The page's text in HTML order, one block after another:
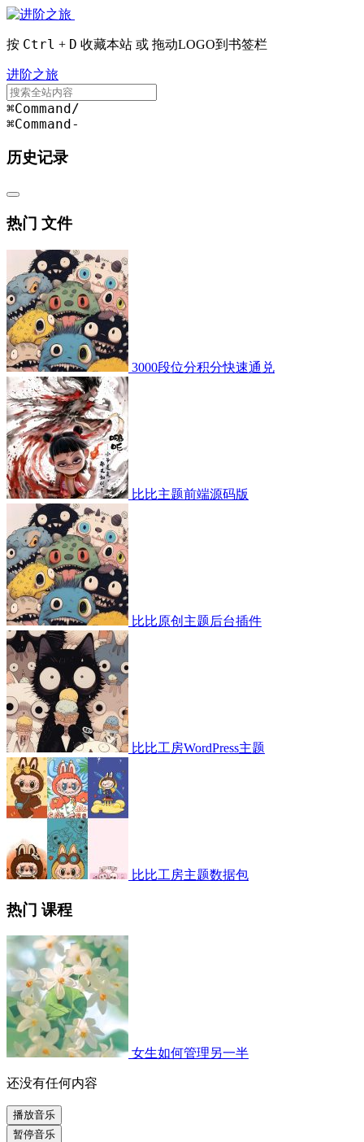
按 Ctrl + D 收藏本站 或 拖动LOGO到书签栏
进阶之旅
⌘Command/
⌘Command-
历史记录
热门 文件
3000段位分积分快速通兑
比比主题前端源码版
比比原创主题后台插件
比比工房WordPress主题
比比工房主题数据包
热门 课程
女生如何管理另一半
还没有任何内容
播放音乐
暂停音乐